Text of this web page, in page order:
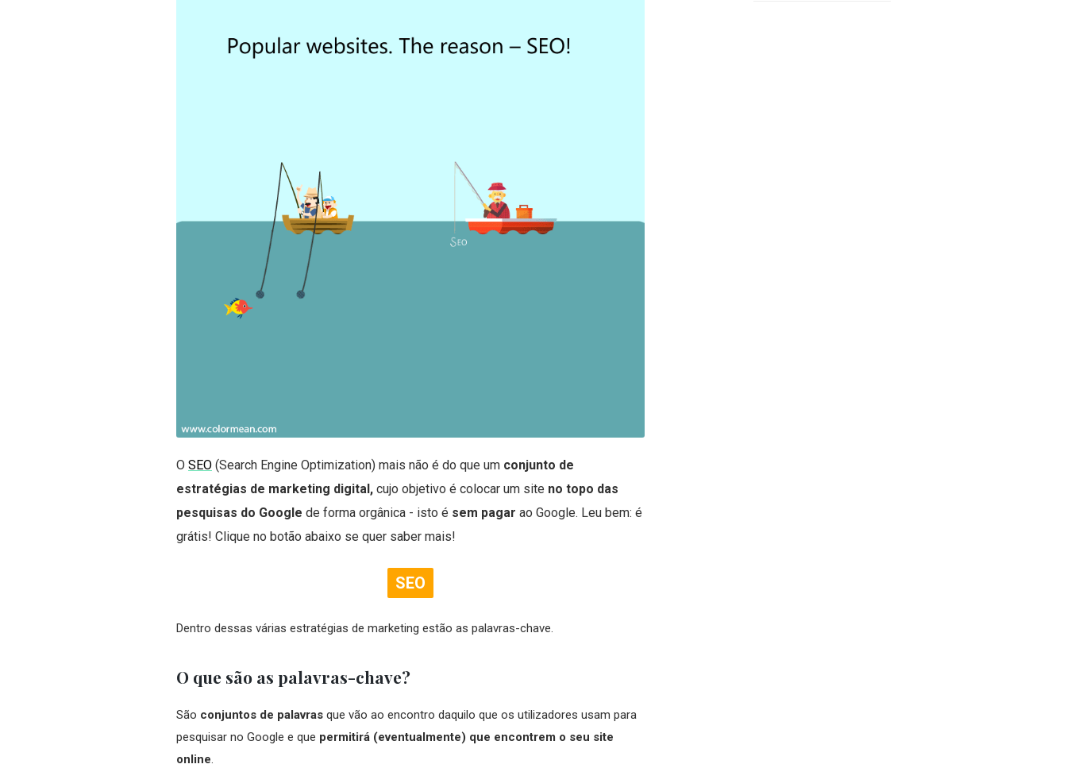
O SEO (Search Engine Optimization) mais não é do que um conjunto de
estratégias de marketing digital, cujo objetivo é colocar um site no topo das
pesquisas do Google de forma orgânica - isto é sem pagar ao Google. Leu bem: é
grátis! Clique no botão abaixo se quer saber mais!
SEO
Dentro dessas várias estratégias de marketing estão as palavras-chave.
O que são as palavras-chave?
São conjuntos de palavras que vão ao encontro daquilo que os utilizadores usam para
pesquisar no Google e que permitirá (eventualmente) que encontrem o seu site
online.